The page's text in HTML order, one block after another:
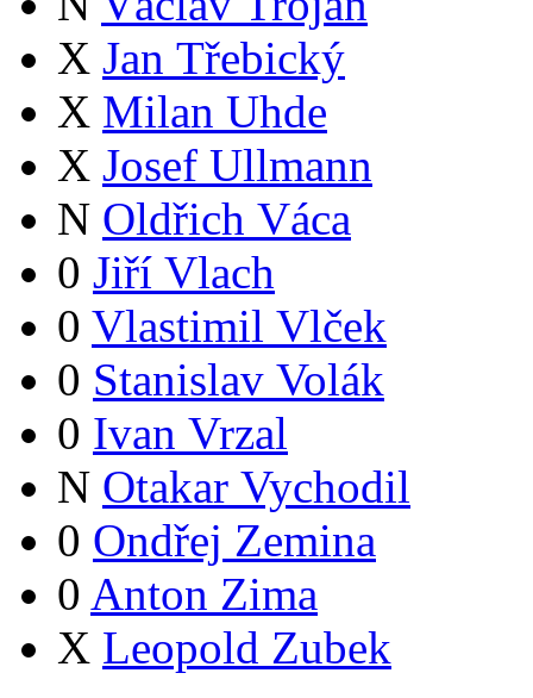
X Jan Třebický
X Milan Uhde
X Josef Ullmann
N Oldřich Váca
0 Jiří Vlach
0 Vlastimil Vlček
0 Stanislav Volák
0 Ivan Vrzal
N Otakar Vychodil
0 Ondřej Zemina
0 Anton Zima
X Leopold Zubek